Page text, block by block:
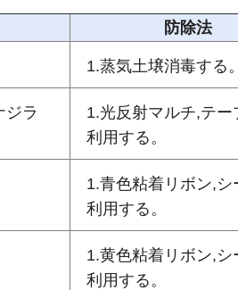
防除法
1.蒸気土壌消毒する
ジラ
1.光反射マルチ,テー
利用する。
1.青色粘着リボン,シ
利用する。
1.黄色粘着リボン,シ
利用する。